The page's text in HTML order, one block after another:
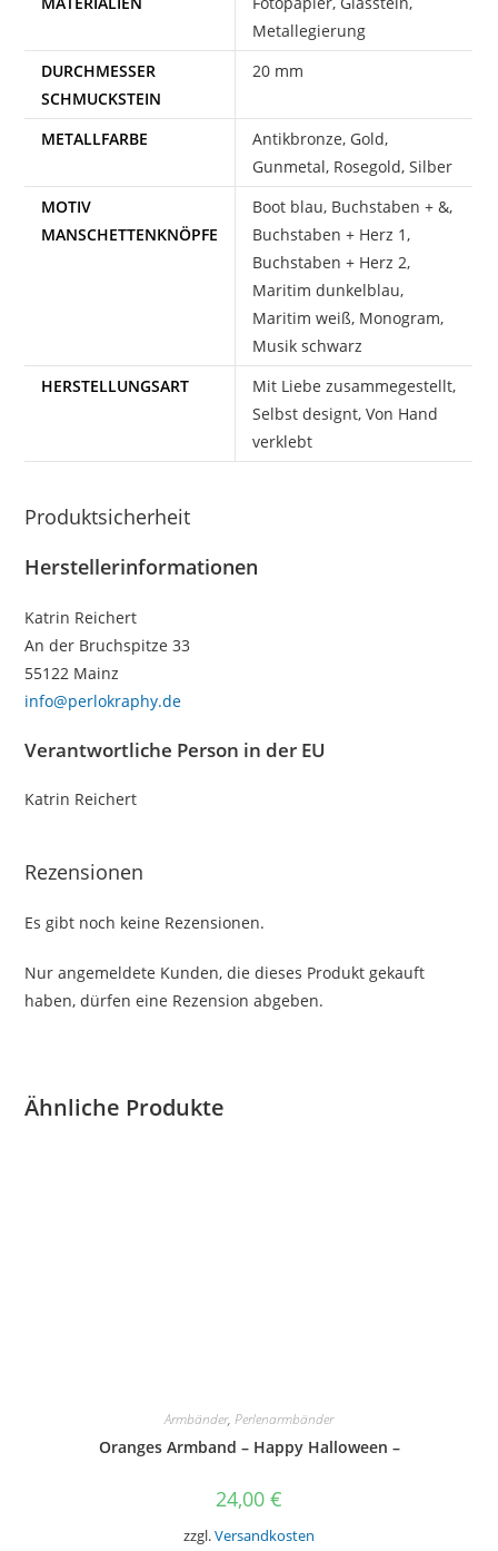
Metallegierung
DURCHMESSER
SCHMUCKSTEIN
20 mm
METALLFARBE
Antikbronze, Gold,
Gunmetal, Rosegold, Silber
MOTIV
MANSCHETTENKNÖPFE
Boot blau, Buchstaben + &,
Buchstaben + Herz 1,
Buchstaben + Herz 2,
Maritim dunkelblau,
Maritim weiß, Monogram,
Musik schwarz
HERSTELLUNGSART
Mit Liebe zusammegestellt,
Selbst designt, Von Hand
verklebt
Produktsicherheit
Herstellerinformationen
Katrin Reichert
An der Bruchspitze 33
55122 Mainz
info@perlokraphy.de
Verantwortliche Person in der EU
Katrin Reichert
Rezensionen
Es gibt noch keine Rezensionen.
Nur angemeldete Kunden, die dieses Produkt gekauft
haben, dürfen eine Rezension abgeben.
Ähnliche Produkte
Armbänder, Perlenarmbänder
Oranges Armband – Happy Halloween –
24,00 €
zzgl.Versandkosten